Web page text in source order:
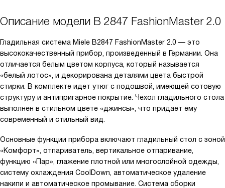
Описание модели B 2847 FashionMaster 2.0
Гладильная система Miele B2847 FashionMaster 2.0 — это
высококачественный прибор, произведенный в Германии. Она
отличается белым цветом корпуса, который называется
«белый лотос», и декорирована деталями цвета быстрой
стирки. В комплекте идет утюг с подошвой, имеющей сотовую
структуру и антипригарное покрытие. Чехол гладильного стола
выполнен в стильном цвете «джинсы», что придает ему
современный и стильный вид.
Основные функции прибора включают гладильный стол с зоной
«Комфорт», отпариватель, вертикальное отпаривание,
функцию «Пар», глажение плотной или многослойной одежды,
систему охлаждения CoolDown, автоматическое удаление
накипи и автоматическое промывание. Система сборки